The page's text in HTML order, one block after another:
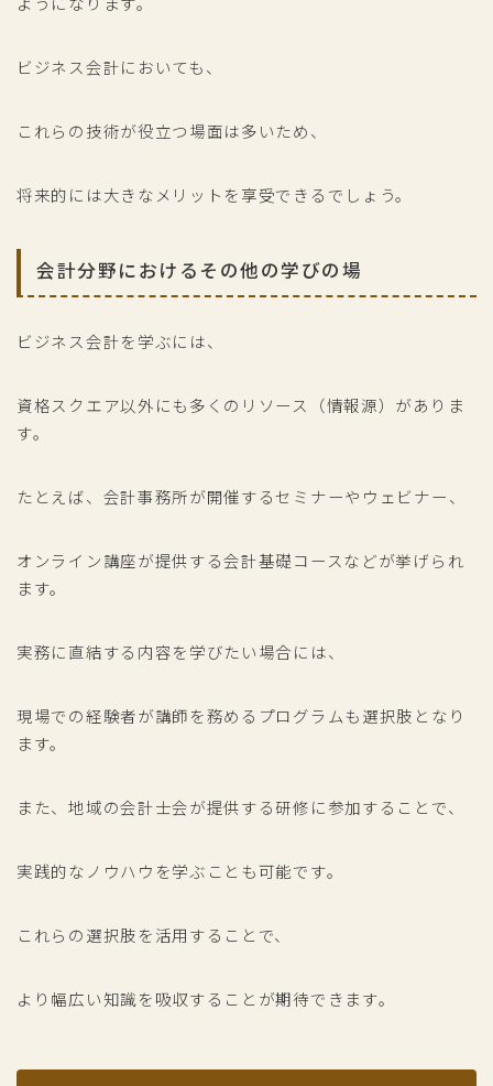
ビジネス会計においても、
これらの技術が役立つ場面は多いため、
将来的には大きなメリットを享受できるでしょう。
会計分野におけるその他の学びの場
ビジネス会計を学ぶには、
資格スクエア以外にも多くのリソース（情報源）がありま
す。
たとえば、会計事務所が開催するセミナーやウェビナー、
オンライン講座が提供する会計基礎コースなどが挙げられ
ます。
実務に直結する内容を学びたい場合には、
現場での経験者が講師を務めるプログラムも選択肢となり
ます。
また、地域の会計士会が提供する研修に参加することで、
実践的なノウハウを学ぶことも可能です。
これらの選択肢を活用することで、
より幅広い知識を吸収することが期待できます。